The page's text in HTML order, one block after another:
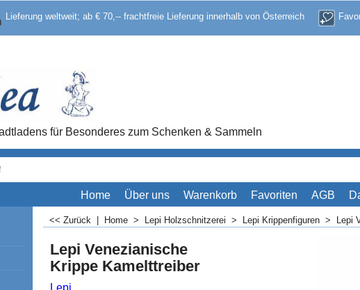
Lieferung weltweit; ab € 70,-- frachtfreie Lieferung innerhalb von Österreich
für Besonderes zum Schenken & Sammeln
Home Über uns Warenkorb Favoriten AGB
<< Zurück Home > Lepi Holzschnitzerei > Lepi Krippenfiguren > Lepi
Lepi Venezianische
Krippe Kamelttreiber
Lepi